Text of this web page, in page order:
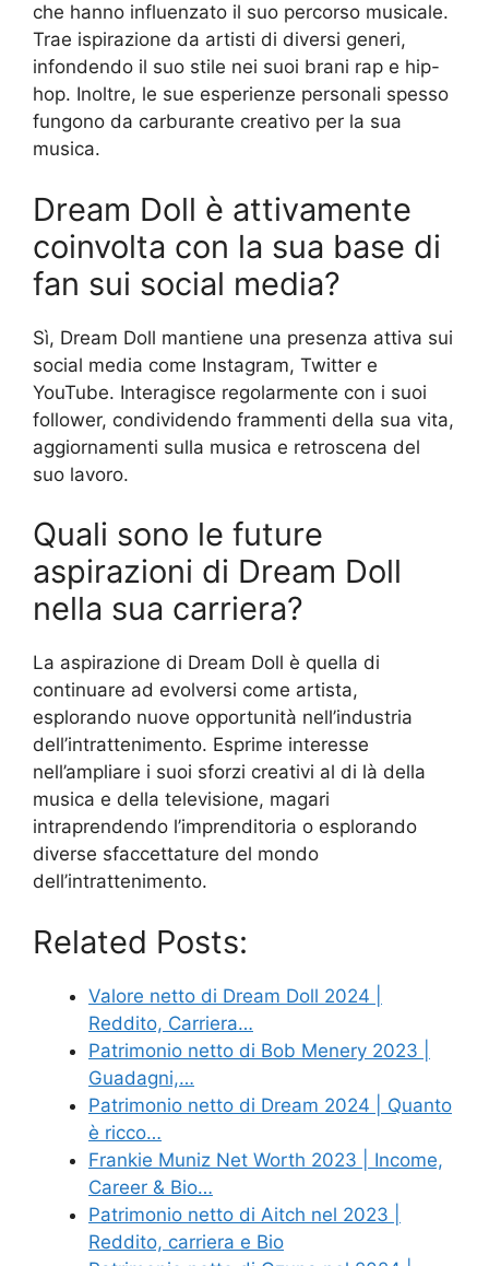
che hanno influenzato il suo percorso musicale.
Trae ispirazione da artisti di diversi generi,
infondendo il suo stile nei suoi brani rap e hip-
hop. Inoltre, le sue esperienze personali spesso
fungono da carburante creativo per la sua
musica.
Dream Doll è attivamente
coinvolta con la sua base di
fan sui social media?
Sì, Dream Doll mantiene una presenza attiva sui
social media come Instagram, Twitter e
YouTube. Interagisce regolarmente con i suoi
follower, condividendo frammenti della sua vita,
aggiornamenti sulla musica e retroscena del
suo lavoro.
Quali sono le future
aspirazioni di Dream Doll
nella sua carriera?
La aspirazione di Dream Doll è quella di
continuare ad evolversi come artista,
esplorando nuove opportunità nell’industria
dell’intrattenimento. Esprime interesse
nell’ampliare i suoi sforzi creativi al di là della
musica e della televisione, magari
intraprendendo l’imprenditoria o esplorando
diverse sfaccettature del mondo
dell’intrattenimento.
Related Posts:
Valore netto di Dream Doll 2024 |
Reddito, Carriera…
Patrimonio netto di Bob Menery 2023 |
Guadagni,…
Patrimonio netto di Dream 2024 | Quanto
è ricco…
Frankie Muniz Net Worth 2023 | Income,
Career & Bio…
Patrimonio netto di Aitch nel 2023 |
Reddito, carriera e Bio